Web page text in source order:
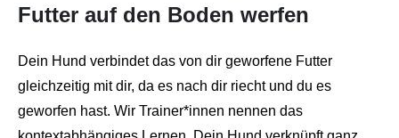
Futter auf den Boden werfen
Dein Hund verbindet das von dir geworfene Futter
gleichzeitig mit dir, da es nach dir riecht und du es
geworfen hast. Wir Trainer*innen nennen das